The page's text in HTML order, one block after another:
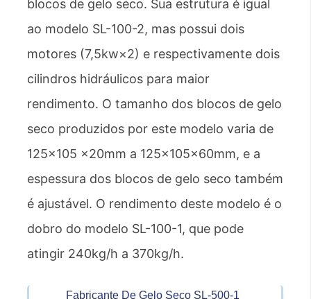
blocos de gelo seco. Sua estrutura é igual
ao modelo SL-100-2, mas possui dois
motores (7,5kw×2) e respectivamente dois
cilindros hidráulicos para maior
rendimento. O tamanho dos blocos de gelo
seco produzidos por este modelo varia de
125×105 ×20mm a 125×105×60mm, e a
espessura dos blocos de gelo seco também
é ajustável. O rendimento deste modelo é o
dobro do modelo SL-100-1, que pode
atingir 240kg/h a 370kg/h.
Fabricante De Gelo Seco SL-500-1